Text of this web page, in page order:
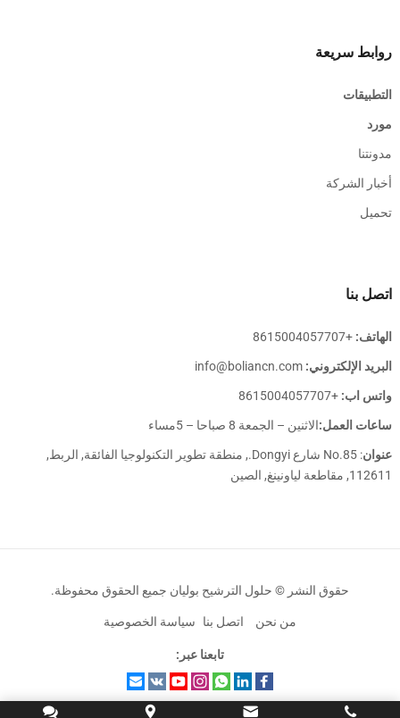
روابط سريعة
التطبيقات
مورد
مدونتنا
أخبار الشركة
تحميل
اتصل بنا
الهاتف: +8615004057707
البريد الإلكتروني: info@boliancn.com
واتس اب: +8615004057707
ساعات العمل:الاثنين – الجمعة 8 صباحا – 5مساء
عنوان
: No.85 شارع Dongyi., منطقة تطوير التكنولوجيا الفائقة, الربط,
112611, مقاطعة لياونينغ, الصين
حقوق النشر © حلول الترشيح بوليان جميع الحقوق محفوظة.
من نحن اتصل بنا سياسة الخصوصية
تابعنا عبر: